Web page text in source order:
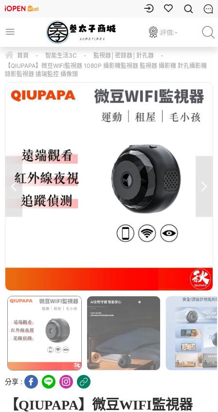
評價:-
首頁 - 智能生活3C - 監視器│密錄器│針孔器
-
【QIUPAPA】微豆WIFI監視器 1080P 攝影機監視器 監視器 攝影機 針孔攝影機
錄影監視器 遠端監控 攝像頭
分享 :
【QIUPAPA】微豆WIFI監視器